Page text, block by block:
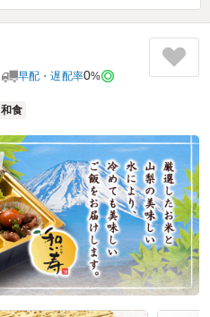
早配・遅配率0%
和食